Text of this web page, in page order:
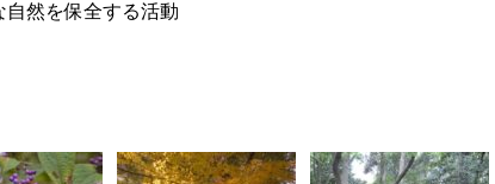
然を保全する活動